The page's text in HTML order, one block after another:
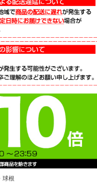
球根